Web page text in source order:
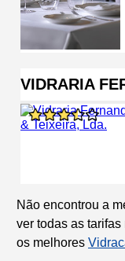
VIDRARIA
Não encontrou a
ver todas as tarifas
os melhores